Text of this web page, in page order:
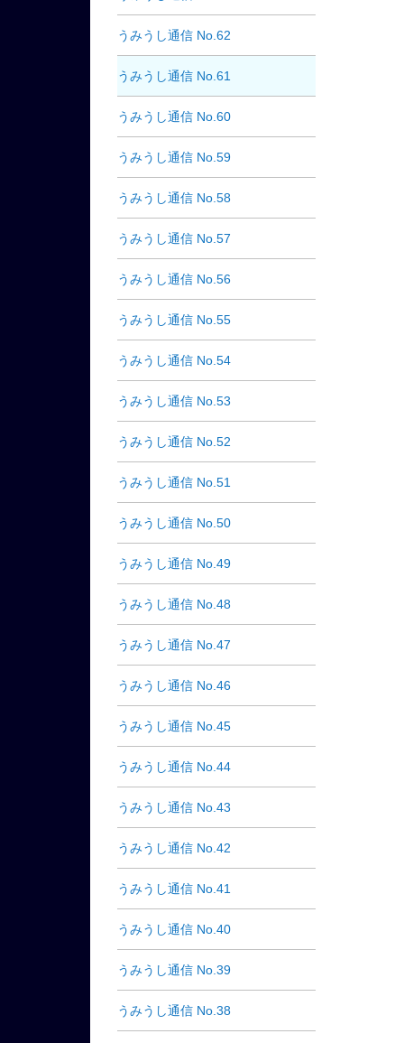
うみうし通信 No.62
うみうし通信 No.61
うみうし通信 No.60
うみうし通信 No.59
うみうし通信 No.58
うみうし通信 No.57
うみうし通信 No.56
うみうし通信 No.55
うみうし通信 No.54
うみうし通信 No.53
うみうし通信 No.52
うみうし通信 No.51
うみうし通信 No.50
うみうし通信 No.49
うみうし通信 No.48
うみうし通信 No.47
うみうし通信 No.46
うみうし通信 No.45
うみうし通信 No.44
うみうし通信 No.43
うみうし通信 No.42
うみうし通信 No.41
うみうし通信 No.40
うみうし通信 No.39
うみうし通信 No.38